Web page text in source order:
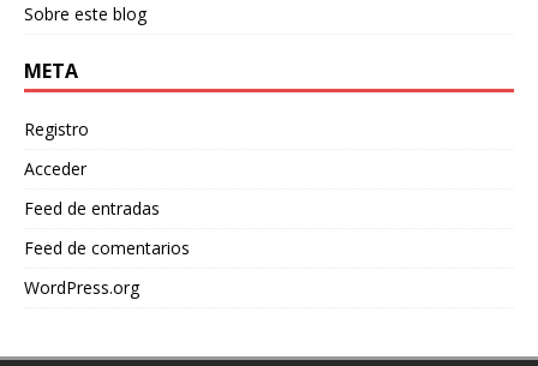
Sobre este blog
META
Registro
Acceder
Feed de entradas
Feed de comentarios
WordPress.org